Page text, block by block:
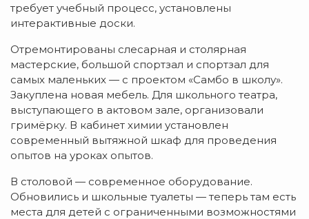
требует учебный процесс, установлены
интерактивные доски.
Отремонтированы слесарная и столярная
мастерские, большой спортзал и спортзал для
самых маленьких — с проектом «Самбо в школу».
Закуплена новая мебель. Для школьного театра,
выступающего в актовом зале, организовали
гримёрку. В кабинет химии установлен
современный вытяжной шкаф для проведения
опытов на уроках опытов.
В столовой — современное оборудование.
Обновились и школьные туалеты — теперь там есть
места для детей с ограниченными возможностями